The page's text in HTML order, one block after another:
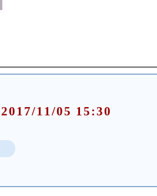
11/05 15:30